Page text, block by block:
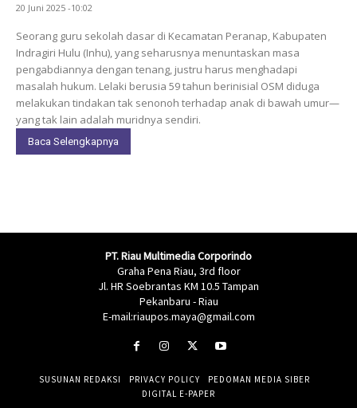
20 Juni 2025 -10:02
Seorang guru sekolah dasar di Kecamatan Peranap, Kabupaten
Indragiri Hulu (Inhu), yang seharusnya menuntaskan masa
pengabdiannya dengan tenang, justru harus menghadapi
masalah hukum. Lelaki berusia 59 tahun berinisial OSM diduga
melakukan tindakan tak senonoh terhadap anak di bawah umur—
yang tak lain adalah muridnya sendiri.
Baca Selengkapnya
PT. Riau Multimedia Corporindo
Graha Pena Riau, 3rd floor
Jl. HR Soebrantas KM 10.5 Tampan
Pekanbaru - Riau
E-mail:riaupos.maya@gmail.com
SUSUNAN REDAKSI PRIVACY POLICY
PEDOMAN MEDIA SIBER
DIGITAL E-PAPER